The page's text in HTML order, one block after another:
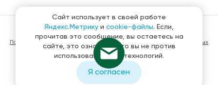
© ГК СтройПанельКомплект 2023 – 2026
Политика конфиденциальности в отношении обработки персональных
данных
Материалы, представленные на сайте не являются публичной
офертой
Создание и продвижение сайтов
Сайт использует в своей работе
Яндекс.Метрику и cookie-файлы. Если,
прочитав это сообщение, вы остаетесь на
сайте, это означает, что вы не против
использования этих технологий.
Я согласен